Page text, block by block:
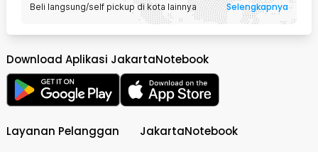
Beli langsung/self pickup di kota lainnya Selengkapnya
Download Aplikasi JakartaNotebook
Layanan Pelanggan JakartaNotebook